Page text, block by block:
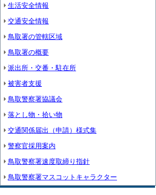
生活安全情報
交通安全情報
鳥取署の管轄区域
鳥取署の概要
派出所・交番・駐在所
被害者支援
鳥取警察署協議会
落とし物・拾い物
交通関係届出（申請）様式集
警察官採用案内
鳥取警察署速度取締り指針
鳥取警察署マスコットキャラクター